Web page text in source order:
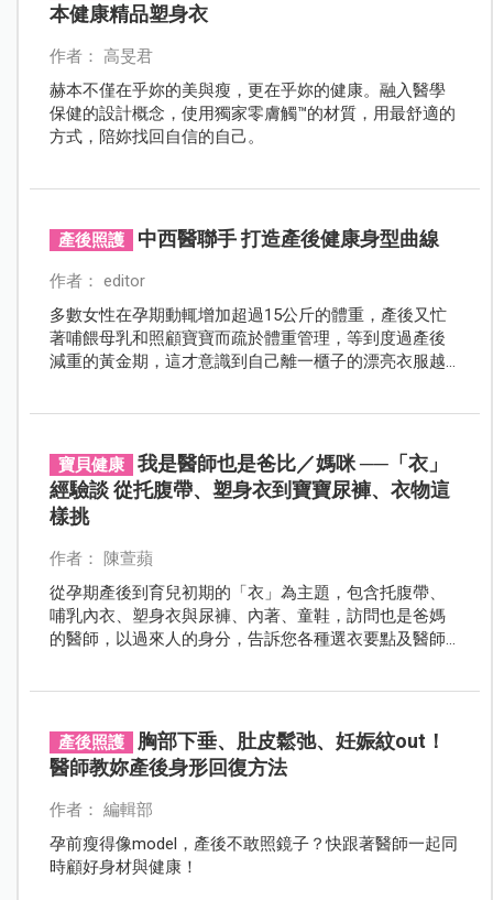
本健康精品塑身衣
作者： 高旻君
赫本不僅在乎妳的美與瘦，更在乎妳的健康。融入醫學
保健的設計概念，使用獨家零膚觸™的材質，用最舒適的
方式，陪妳找回自信的自己。
產後照護 中西醫聯手 打造產後健康身型曲線
作者： editor
多數女性在孕期動輒增加超過15公斤的體重，產後又忙
著哺餵母乳和照顧寶寶而疏於體重管理，等到度過產後
減重的黃金期，這才意識到自己離一櫃子的漂亮衣服越
寶貝健康
我是醫師也是爸比／媽咪 ──「衣」
經驗談 從托腹帶、塑身衣到寶寶尿褲、衣物這
樣挑
作者： 陳萱蘋
從孕期產後到育兒初期的「衣」為主題，包含托腹帶、
哺乳內衣、塑身衣與尿褲、內著、童鞋，訪問也是爸媽
的醫師，以過來人的身分，告訴您各種選衣要點及醫師
產後照護
胸部下垂、肚皮鬆弛、妊娠紋out！
醫師教妳產後身形回復方法
作者： 編輯部
孕前瘦得像model，產後不敢照鏡子？快跟著醫師一起同
時顧好身材與健康！